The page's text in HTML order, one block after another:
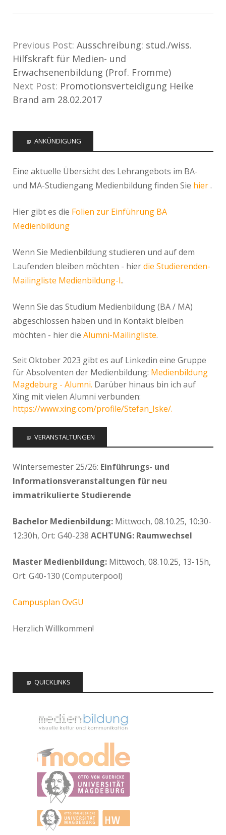
Previous Post: Ausschreibung: stud./wiss.
Hilfskraft für Medien- und
Erwachsenenbildung (Prof. Fromme)
Next Post: Promotionsverteidigung Heike
Brand am 28.02.2017
ANKÜNDIGUNG
Eine aktuelle Übersicht des Lehrangebots im BA-
und MA-Studiengang Medienbildung finden Sie hier.
Hier gibt es die Folien zur Einführung BA
Medienbildung
Wenn Sie Medienbildung studieren und auf dem
Laufenden bleiben möchten - hierdie Studierenden-
Mailingliste Medienbildung-l..
Wenn Sie das Studium Medienbildung (BA / MA)
abgeschlossen haben und in Kontakt bleiben
möchten - hier die Alumni-Mailingliste.
Seit Oktober 2023 gibt es auf Linkedin eine Gruppe
für Absolventen der Medienbildung: Medienbildung
Magdeburg - Alumni. Darüber hinaus bin ich auf
Xing mit vielen Alumni verbunden:
https://www.xing.com/profile/Stefan_Iske/.
VERANSTALTUNGEN
Wintersemester 25/26: Einführungs- und
Informationsveranstaltungen für neu
immatrikulierte Studierende
Bachelor Medienbildung: Mittwoch, 08.10.25, 10:30-
12:30h, Ort: G40-238 ACHTUNG: Raumwechsel
Master Medienbildung: Mittwoch, 08.10.25, 13-15h,
Ort: G40-130 (Computerpool)
Campusplan OvGU
Herzlich Willkommen!
QUICKLINKS